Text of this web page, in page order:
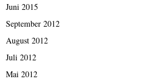
Juni 2015
September 2012
August 2012
Juli 2012
Mai 2012